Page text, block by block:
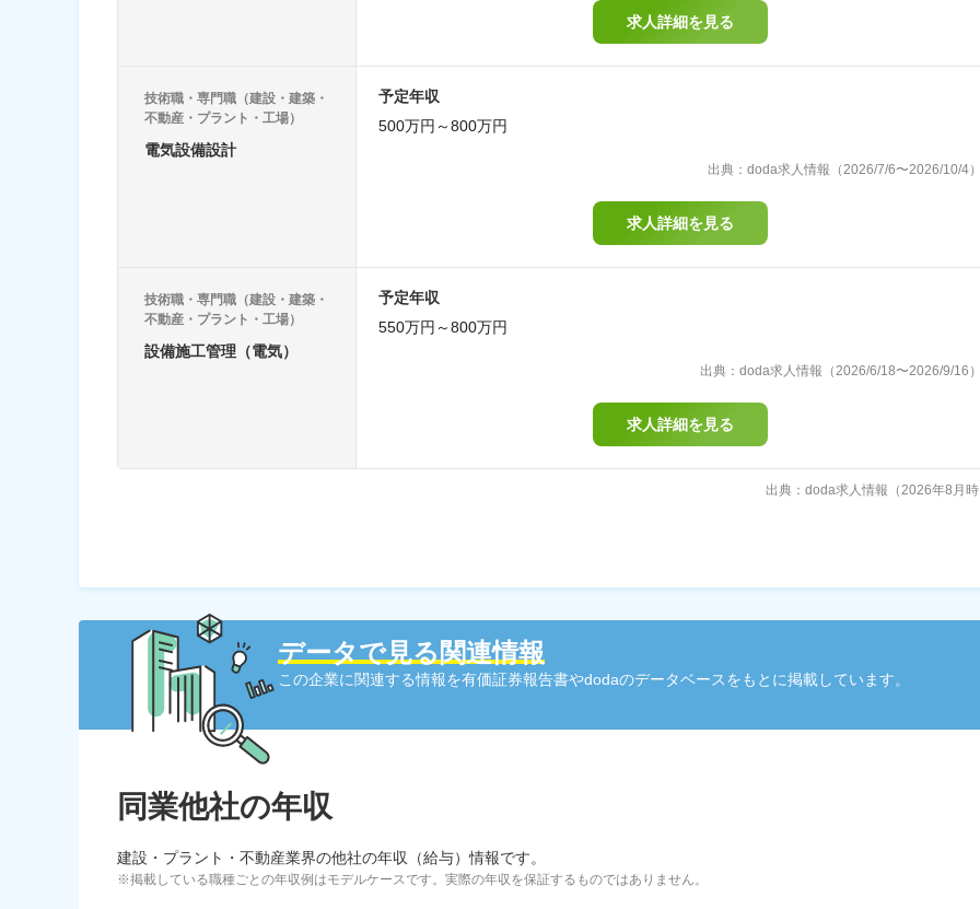
求人詳細を見る
技術職・専門職（建設・建築・
不動産・プラント・工場）
電気設備設計
予定年収
500万円～800万円
出典：doda求人情報（2026/7/6〜2026/10/4
求人詳細を見る
技術職・専門職（建設・建築・
不動産・プラント・工場）
設備施工管理（電気）
予定年収
550万円～800万円
出典：doda求人情報（2026/6/18〜2026/9/16
求人詳細を見る
出典：doda求人情報（2026年8月
データで見る関連情報
この企業に関連する情報を有価証券報告書やdodaのデータベースをもとに掲載しています。
同業他社の年収
建設・プラント・不動産業界の他社の年収（給与）情報です。
※掲載している職種ごとの年収例はモデルケースです。実際の年収を保証するものではありません。